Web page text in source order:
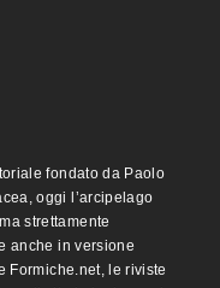
fondato da Paolo
oggi l’arcipelago
strettamente
anche in versione
Formiche.net, le riviste